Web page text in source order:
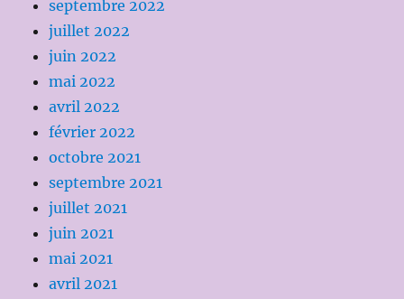
septembre 2022
juillet 2022
juin 2022
mai 2022
avril 2022
février 2022
octobre 2021
septembre 2021
juillet 2021
juin 2021
mai 2021
avril 2021